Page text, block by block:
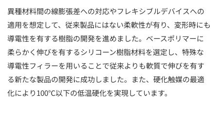
異種材料間の線膨張差への対応やフレキシブルデバイスへの
適用を想定して、従来製品にはない柔軟性が有り、変形時にも
導電性を有する樹脂の開発を進めました。ベースポリマーに
柔らかく伸びを有するシリコーン樹脂材料を選定し、特殊な
導電性フィラーを用いることで従来よりも軟質で伸びを有す
る新たな製品の開発に成功しました。また、硬化触媒の最適
化により100℃以下の低温硬化を実現しています。